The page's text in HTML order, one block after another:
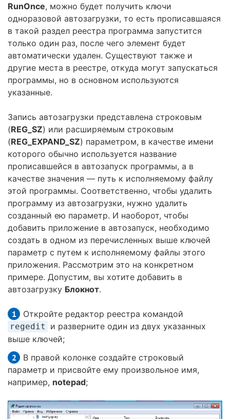
RunOnce, можно будет получить ключи
одноразовой автозагрузки, то есть прописавшаяся
в такой раздел реестра программа запустится
только один раз, после чего элемент будет
автоматически удален. Существуют также и
другие места в реестре, откуда могут запускаться
программы, но в основном используются
указанные.
Запись автозагрузки представлена строковым
(REG_SZ) или расширяемым строковым
(REG_EXPAND_SZ) параметром, в качестве имени
которого обычно используется название
прописавшейся в автозапуск программы, а в
качестве значения — путь к исполняемому файлу
этой программы. Соответственно, чтобы удалить
программу из автозагрузки, нужно удалить
созданный ею параметр. И наоборот, чтобы
добавить приложение в автозапуск, необходимо
создать в одном из перечисленных выше ключей
параметр с путем к исполняемому файлы этого
приложения. Рассмотрим это на конкретном
примере. Допустим, вы хотите добавить в
автозагрузку Блокнот.
Откройте редактор реестра командой
regedit
и разверните один из двух указанных
выше ключей;
В правой колонке создайте строковый
параметр и присвойте ему произвольное имя,
например, notepad;